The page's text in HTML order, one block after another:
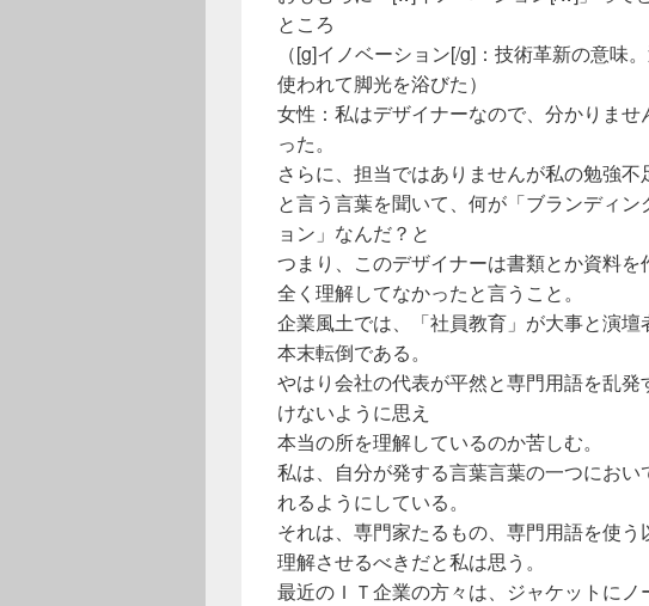
ところ
（[g]イノベーション[/g]：技術革新の意味
使われて脚光を浴びた）
女性：私はデザイナーなので、分かりませ
った。
さらに、担当ではありませんが私の勉強不
と言う言葉を聞いて、何が「ブランディ
ョン」なんだ？と
つまり、このデザイナーは書類とか資料
全く理解してなかったと言うこと。
企業風土では、「社員教育」が大事と演
本末転倒である。
やはり会社の代表が平然と専門用語を乱
けないように思え
本当の所を理解しているのか苦しむ。
私は、自分が発する言葉言葉の一つにお
れるようにしている。
それは、専門家たるもの、専門用語を使
理解させるべきだと私は思う。
最近のＩＴ企業の方々は、ジャケットにノ